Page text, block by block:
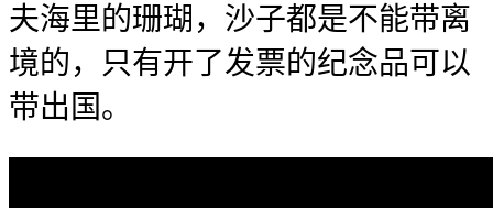
夫海里的珊瑚，沙子都是不能带离
境的，只有开了发票的纪念品可以
带出国。